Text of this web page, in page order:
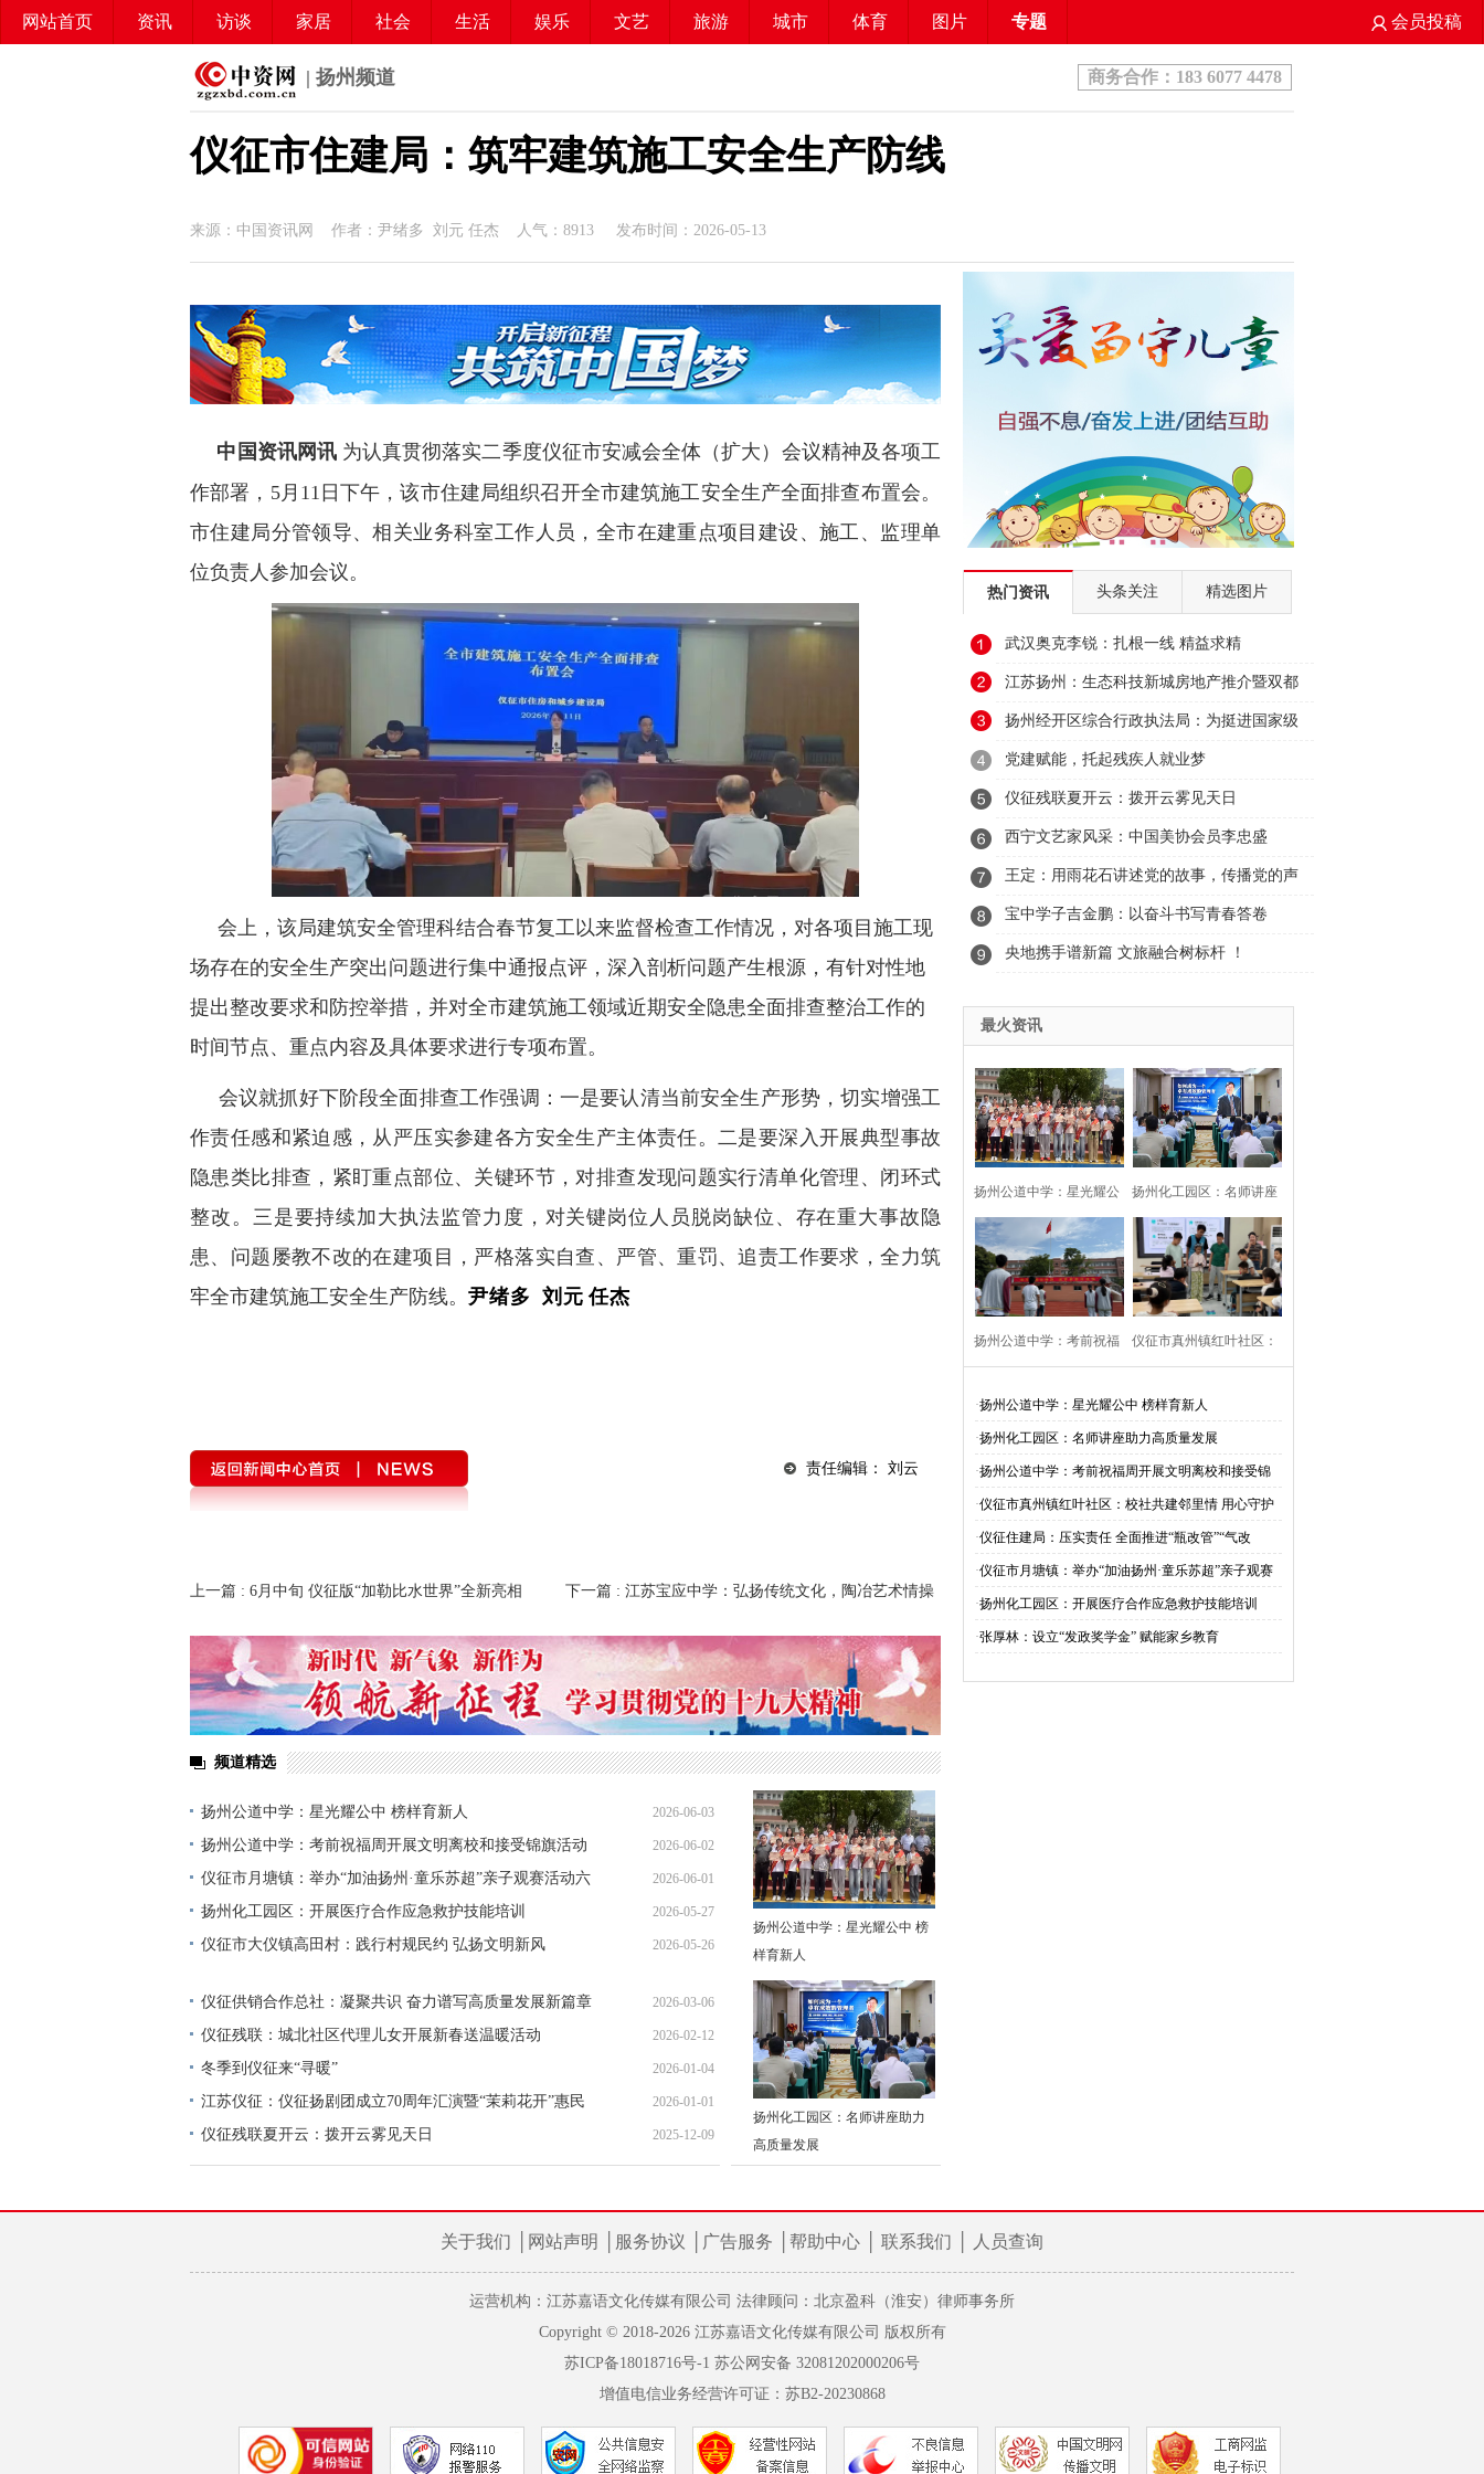
网站首页 资讯 访谈 家居 社会 生活 娱乐 文艺 旅游 城市 体育 图片 专题 会员投稿
| 扬州频道 商务合作：183 6077 4478
仪征市住建局：筑牢建筑施工安全生产防线
来源：中国资讯网 作者：尹绪多 刘元 任杰 人气： 8913 发布时间：2026-05-13
中国资讯网讯 为认真贯彻落实二季度仪征市安减会全体（扩大）会议精神及各项工
作部署，5月11日下午，该市住建局组织召开全市建筑施工安全生产全面排查布置会。
市住建局分管领导、相关业务科室工作人员，全市在建重点项目建设、施工、监理单
位负责人参加会议。
会上，该局建筑安全管理科结合春节复工以来监督检查工作情况，对各项目施工现
场存在的安全生产突出问题进行集中通报点评，深入剖析问题产生根源，有针对性地
提出整改要求和防控举措，并对全市建筑施工领域近期安全隐患全面排查整治工作的
时间节点、重点内容及具体要求进行专项布置。
会议就抓好下阶段全面排查工作强调：一是要认清当前安全生产形势，切实增强工
作责任感和紧迫感，从严压实参建各方安全生产主体责任。二是要深入开展典型事故
隐患类比排查，紧盯重点部位、关键环节，对排查发现问题实行清单化管理、闭环式
整改。三是要持续加大执法监管力度，对关键岗位人员脱岗缺位、存在重大事故隐
患、问题屡教不改的在建项目，严格落实自查、严管、重罚、追责工作要求，全力筑
牢全市建筑施工安全生产防线。 尹绪多 刘元 任杰
责任编辑： 刘云
上一篇 : 6月中旬 仪征版“加勒比水世界”全新亮相 下一篇 : 江苏宝应中学：弘扬传统文化，陶冶艺术情操
频道精选
扬州公道中学：星光耀公中 榜样育新人 2026-06-03
08:04:42
扬州公道中学：考前祝福周开展文明离校和接受锦旗活动 2026-06-02
07:49:14
仪征市月塘镇：举办“加油扬州·童乐苏超”亲子观赛活动六
一
2026-06-01
07:44:08
扬州化工园区：开展医疗合作应急救护技能培训 2026-05-27
07:43:13
仪征市大仪镇高田村：践行村规民约 弘扬文明新风 2026-05-26
仪征供销合作总社：凝聚共识 奋力谱写高质量发展新篇章 2026-03-06
10:11:04
仪征残联：城北社区代理儿女开展新春送温暖活动 2026-02-12
08:26:56
冬季到仪征来“寻暖” 2026-01-04
08:52:04
江苏仪征：仪征扬剧团成立70周年汇演暨“茉莉花开”惠民
戏剧周启动
2026-01-01
09:37:07
仪征残联夏开云：拨开云雾见天日 2025-12-09
08:11:23
扬州公道中学：星光耀公中 榜
样育新人
扬州化工园区：名师讲座助力
高质量发展
热门资讯 头条关注 精选图片
武汉奥克李锐：扎根一线 精益求精
江苏扬州：生态科技新城房地产推介暨双都
大厦招商会顺利举行
扬州经开区综合行政执法局：为挺进国家级
经开区50强贡献城管力量
党建赋能，托起残疾人就业梦
仪征残联夏开云：拨开云雾见天日
西宁文艺家风采：中国美协会员李忠盛
王定：用雨花石讲述党的故事，传播党的声
音
宝中学子吉金鹏：以奋斗书写青春答卷
央地携手谱新篇 文旅融合树标杆 ！
最火资讯
扬州公道中学：星光耀公
中 榜样育新人
扬州化工园区：名师讲座
助力高质量发展
扬州公道中学：考前祝福
旗活动
仪征市真州镇红叶社区：
伴成长
·扬州公道中学：星光耀公中 榜样育新人
·扬州化工园区：名师讲座助力高质量发展
·扬州公道中学：考前祝福周开展文明离校和接受锦
旗活动
·仪征市真州镇红叶社区：校社共建邻里情 用心守护
伴成长
·仪征住建局：压实责任 全面推进“瓶改管”“气改
电”工作
·仪征市月塘镇：举办“加油扬州·童乐苏超”亲子观赛
活动六一
·扬州化工园区：开展医疗合作应急救护技能培训
·张厚林：设立“发政奖学金” 赋能家乡教育
关于我们 网站声明 服务协议 广告服务 帮助中心 联系我们 人员查询
运营机构：江苏嘉语文化传媒有限公司 法律顾问：北京盈科（淮安）律师事务所
Copyright © 2018-2026 江苏嘉语文化传媒有限公司 版权所有
苏ICP备18018716号-1 苏公网安备 32081202000206号
增值电信业务经营许可证：苏B2-20230868